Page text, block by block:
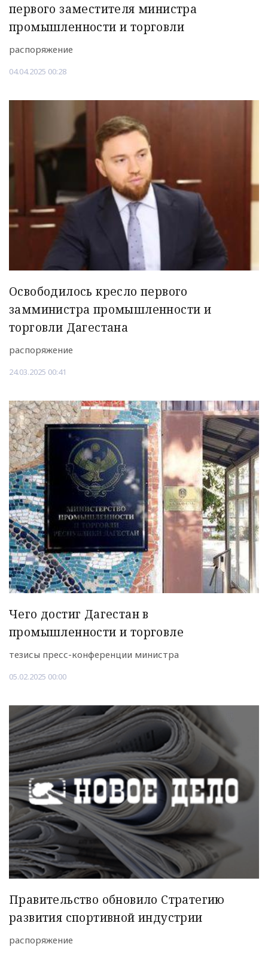
первого заместителя министра
промышленности и торговли
распоряжение
04.04.2025 00:28
Освободилось кресло первого
замминистра промышленности и
торговли Дагестана
распоряжение
24.03.2025 00:41
Чего достиг Дагестан в
промышленности и торговле
тезисы пресс-конференции министра
05.02.2025 00:00
Правительство обновило Стратегию
развития спортивной индустрии
распоряжение